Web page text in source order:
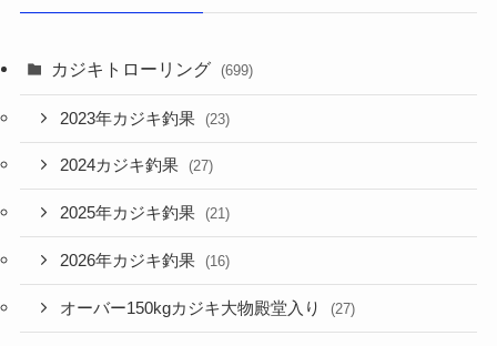
カジキトローリング (699)
2023年カジキ釣果 (23)
2024カジキ釣果 (27)
2025年カジキ釣果 (21)
2026年カジキ釣果 (16)
オーバー150kgカジキ大物殿堂入り (27)